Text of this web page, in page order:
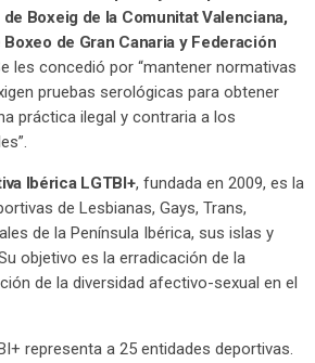
Boxeig de la Comunitat Valenciana,
de Gran Canaria y Federación
les concedió por “mantener normativas
pruebas serológicas para obtener
práctica ilegal y contraria a los
Ibérica LGTBI+, fundada en 2009, es la
de Lesbianas, Gays, Trans,
de la Península Ibérica, sus islas y
objetivo es la erradicación de la
de la diversidad afectivo-sexual en el
representa a 25 entidades deportivas.